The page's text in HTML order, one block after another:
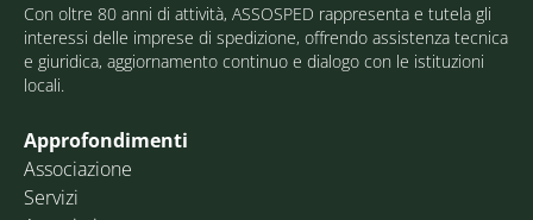
Con oltre 80 anni di attività, ASSOSPED rappresenta e tutela gli
interessi delle imprese di spedizione, offrendo assistenza tecnica
e giuridica, aggiornamento continuo e dialogo con le istituzioni
locali.
Approfondimenti
Associazione
Servizi